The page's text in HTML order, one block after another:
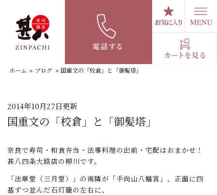
スタッフブログ
ホーム » ブログ » 国重文の「校倉」と「御髪塔」
2014年10月27日更新
国重文の「校倉」と「御髪塔」
奈良で寿司・和食弁当・法事料理の出前・宅配はおまかせ！
甚八四条大路店の柳川です。
「法華堂（三月堂）」の南隣が「手向山八幡宮」、正面に四
基ずつ並んだ石灯籠の左右に、